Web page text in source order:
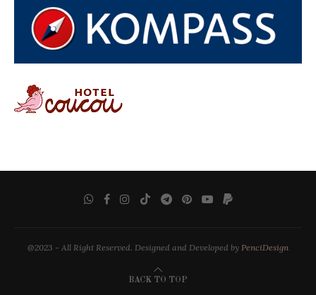
@2023 - All Right Reserved. Designed and Developed by PenciDesign
BACK TO TOP